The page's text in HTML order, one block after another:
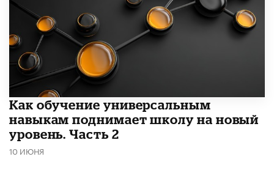
​Как обучение универсальным
навыкам поднимает школу на новый
уровень. Часть 2
10 ИЮНЯ